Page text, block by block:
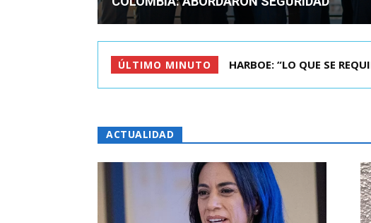
ÚLTIMO MINUTO BIMINISTRO MAS POR IPC:
ACTUALIDAD